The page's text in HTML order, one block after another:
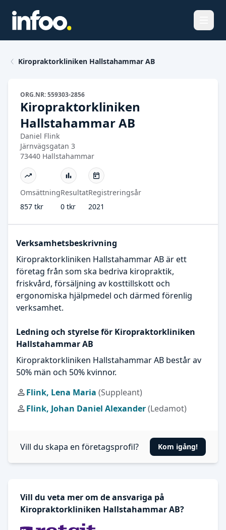
Kiropraktorkliniken Hallstahammar AB
ORG.NR: 559303-2856
Kiropraktorkliniken
Hallstahammar AB
Daniel Flink
Järnvägsgatan 3
73440 Hallstahammar
Omsättning
857 tkr
Resultat
0 tkr
Registreringsår
2021
Verksamhetsbeskrivning
Kiropraktorkliniken Hallstahammar AB är ett
företag från som ska bedriva kiropraktik,
friskvård, försäljning av kosttillskott och
ergonomiska hjälpmedel och därmed förenlig
verksamhet.
Ledning och styrelse för Kiropraktorkliniken
Hallstahammar AB
Kiropraktorkliniken Hallstahammar AB består av
50% män och 50% kvinnor.
Flink, Lena Maria (Suppleant)
Flink, Johan Daniel Alexander(Ledamot)
Vill du skapa en företagsprofil? Kom igång!
Vill du veta mer om de ansvariga på
Kiropraktorkliniken Hallstahammar AB?